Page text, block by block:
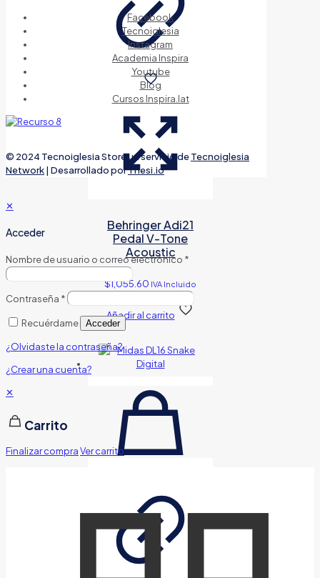
Behringer Adi21
Pedal V-Tone
Acoustic
$1,055.60 IVA Incluido
Añadir al carrito
Facebook
Tecnoiglesia
Instagram
Academia Inspira
Youtube
Blog
Cursos Inspira.lat
© 2024 Tecnoiglesia Store un servicio deTecnoiglesia
Network| Desarrollado porThesi.io
✕
Acceder
Nombre de usuario o correo electrónico *
Contraseña *
Recuérdame Acceder
¿Olvidaste la contraseña?
¿Crear una cuenta?
✕
Carrito
Finalizar compraVer carrito